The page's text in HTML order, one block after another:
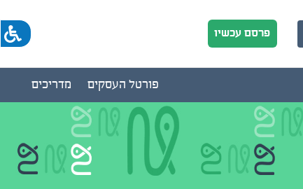
פרסם עכשיו
מדריכים פורטל העסקים